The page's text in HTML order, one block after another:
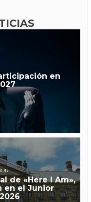
en
de «Here I Am»,
en el Junior